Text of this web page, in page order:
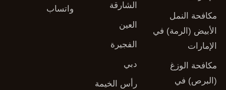
مكافحة النمل
الأبيض (الرمة) في
الإمارات
مكافحة الوزغ
(البرص) في
الشارقة
العين
الفجيرة
دبي
رأس الخيمة
واتساب